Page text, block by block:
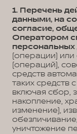
1. Перечень
данными, на
согласие,
Оператором
персональных
(операции) или
(операций),
средств
таких средств
включая сбор,
накопление,
изменение),
уничтожение